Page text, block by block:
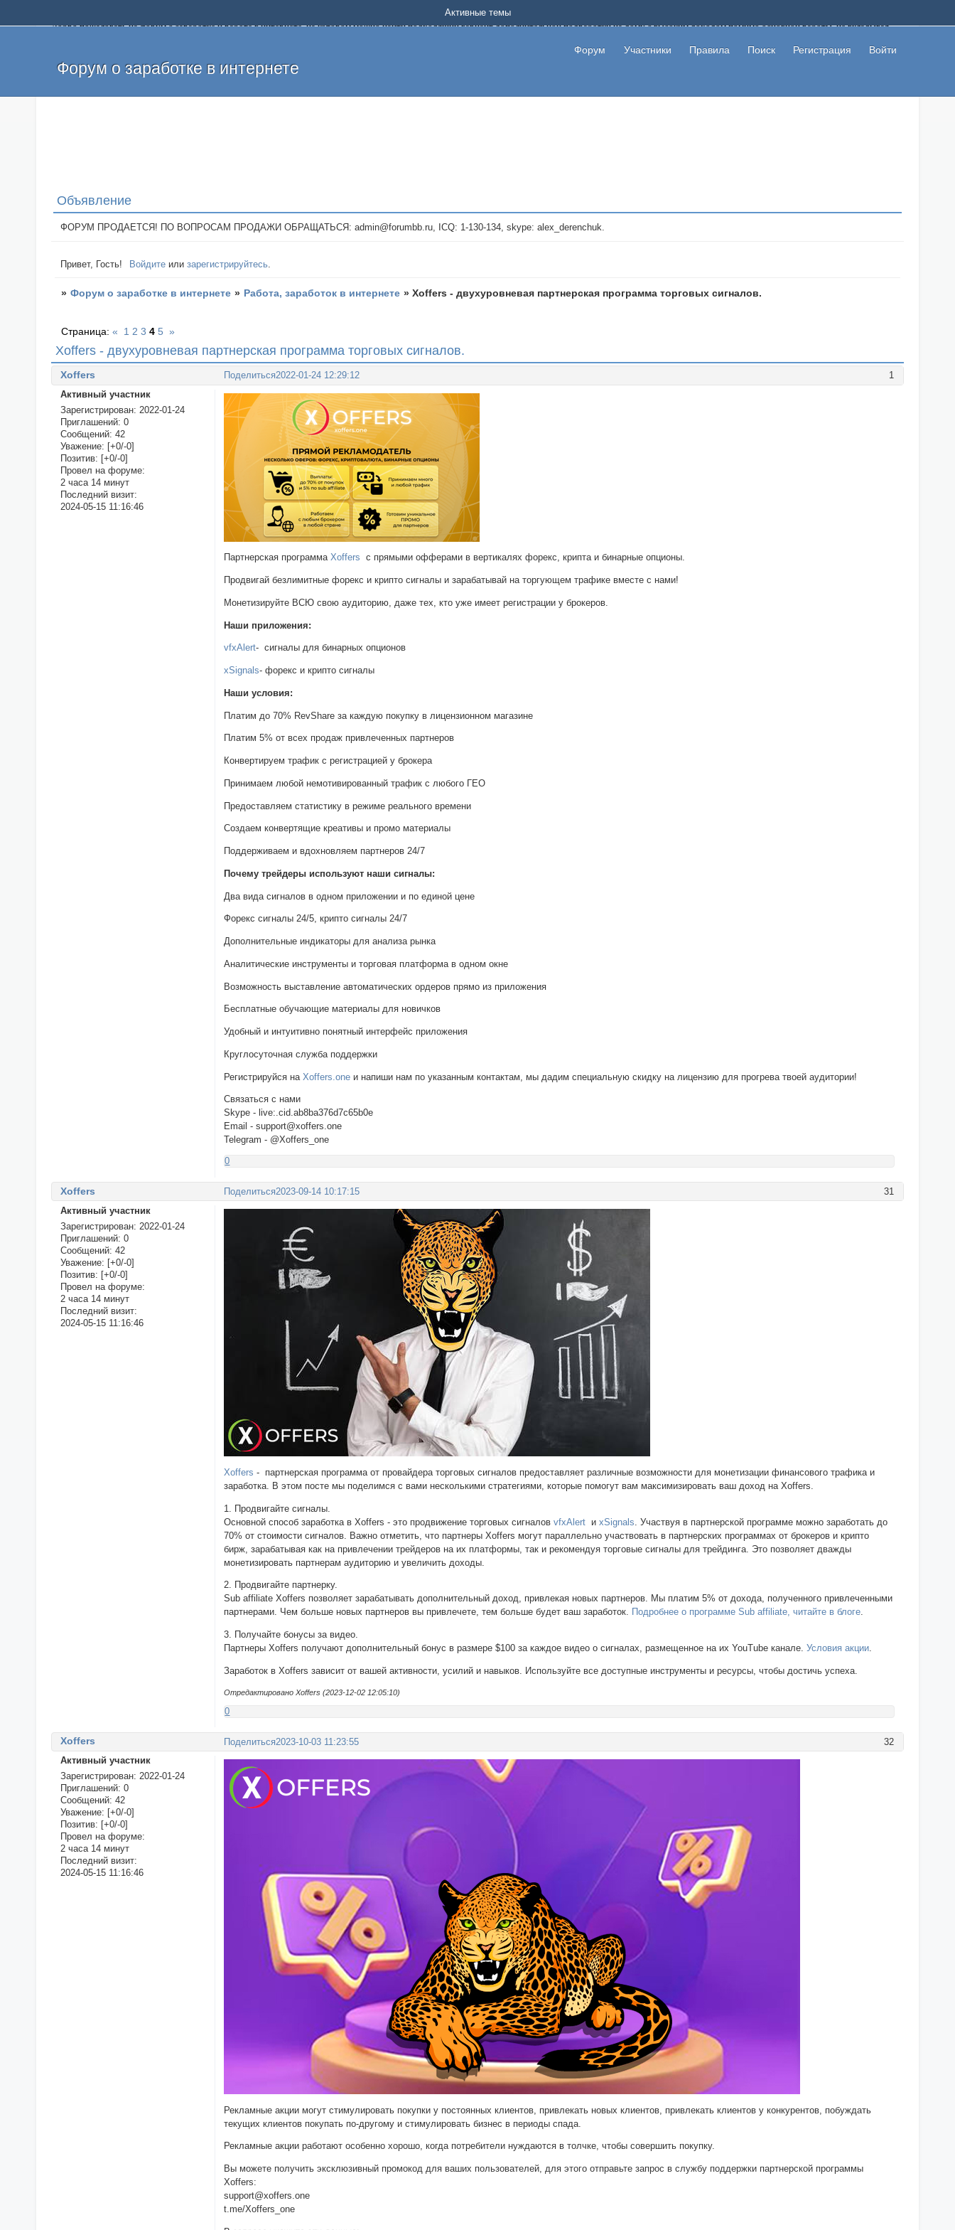
Добро пожаловать на форум о заработке и работе в интернете, на котором можно найти подходящий вариант дополнительной подработки на дому с высоким доходом помимо основной работы, не вкладывая
и оставлять свои отзывы. Если вы знаете, что определенный проект или сайт не платит, то указывайте в теме что это лохотрон, чтобы другие пользователи не попались на развод. Вы сможете начать зарабатывать
легкие деньги без вложений и регистрации уже сегодня. Создавайте новые темы, размещайте объявления со своими пригласительными ссылками и первая прибыль не заставит себя долго ждать.
Форум о заработке в интернете
Форум Участники Правила Поиск Регистрация Войти
Активные темы
Объявление
ФОРУМ ПРОДАЕТСЯ! ПО ВОПРОСАМ ПРОДАЖИ ОБРАЩАТЬСЯ: admin@forumbb.ru, ICQ: 1-130-134, skype: alex_derenchuk.
Привет, Гость! Войдите илизарегистрируйтесь.
» Форум о заработке в интернете » Работа, заработок в интернете »Xoffers - двухуровневая партнерская программа торговых сигналов.
Xoffers - двухуровневая партнерская программа торговых сигналов.
Страница:« 1 2 3 4 5 »
Поделиться 1
2022-01-24 12:29:12
Xoffers
Активный участник
Зарегистрирован: 2022-01-24
Приглашений: 0
Сообщений: 42
Уважение: [+0/-0]
Позитив: [+0/-0]
Провел на форуме:
2 часа 14 минут
Последний визит:
2024-05-15 11:16:46
Партнерская программаXoffers с прямыми офферами в вертикалях форекс, крипта и бинарные опционы.
Продвигай безлимитные форекс и крипто сигналы и зарабатывай на торгующем трафике вместе с нами!
Монетизируйте ВСЮ свою аудиторию, даже тех, кто уже имеет регистрации у брокеров.
Наши приложения:
vfxAlert- сигналы для бинарных опционов
xSignals- форекс и крипто сигналы
Наши условия:
Платим до 70% RevShare за каждую покупку в лицензионном магазине
Платим 5% от всех продаж привлеченных партнеров
Конвертируем трафик с регистрацией у брокера
Принимаем любой немотивированный трафик с любого ГЕО
Предоставляем статистику в режиме реального времени
Создаем конвертящие креативы и промо материалы
Поддерживаем и вдохновляем партнеров 24/7
Почему трейдеры используют наши сигналы:
Два вида сигналов в одном приложении и по единой цене
Форекс сигналы 24/5, крипто сигналы 24/7
Дополнительные индикаторы для анализа рынка
Аналитические инструменты и торговая платформа в одном окне
Возможность выставление автоматических ордеров прямо из приложения
Бесплатные обучающие материалы для новичков
Удобный и интуитивно понятный интерфейс приложения
Круглосуточная служба поддержки
Регистрируйся наXoffers.one и напиши нам по указанным контактам, мы дадим специальную скидку на лицензию для прогрева твоей аудитории!
Связаться с нами
Skype - live:.cid.ab8ba376d7c65b0e
Email - support@xoffers.one
Telegram - @Xoffers_one
0
Поделиться 31
2023-09-14 10:17:15
Xoffers
Активный участник
Зарегистрирован: 2022-01-24
Приглашений: 0
Сообщений: 42
Уважение: [+0/-0]
Позитив: [+0/-0]
Провел на форуме:
2 часа 14 минут
Последний визит:
2024-05-15 11:16:46
Xoffers - партнерская программа от провайдера торговых сигналов предоставляет различные возможности для монетизации финансового трафика и
заработка. В этом посте мы поделимся с вами несколькими стратегиями, которые помогут вам максимизировать ваш доход на Xoffers.
1. Продвигайте сигналы.
Основной способ заработка в Xoffers - это продвижение торговых сигналовvfxAlert иxSignals . Участвуя в партнерской программе можно заработать до
70% от стоимости сигналов. Важно отметить, что партнеры Xoffers могут параллельно участвовать в партнерских программах от брокеров и крипто
бирж, зарабатывая как на привлечении трейдеров на их платформы, так и рекомендуя торговые сигналы для трейдинга. Это позволяет дважды
монетизировать партнерам аудиторию и увеличить доходы.
2. Продвигайте партнерку.
Sub affiliate Xoffers позволяет зарабатывать дополнительный доход, привлекая новых партнеров. Мы платим 5% от дохода, полученного привлеченными
партнерами. Чем больше новых партнеров вы привлечете, тем больше будет ваш заработок. Подробнее о программе Sub affiliate, читайте в блоге.
3. Получайте бонусы за видео.
Партнеры Xoffers получают дополнительный бонус в размере $100 за каждое видео о сигналах, размещенное на их YouTube канале.Условия акции.
Заработок в Xoffers зависит от вашей активности, усилий и навыков. Используйте все доступные инструменты и ресурсы, чтобы достичь успеха.
Отредактировано Xoffers (2023-12-02 12:05:10)
0
Поделиться 32
2023-10-03 11:23:55
Xoffers
Активный участник
Зарегистрирован: 2022-01-24
Приглашений: 0
Сообщений: 42
Уважение: [+0/-0]
Позитив: [+0/-0]
Провел на форуме:
2 часа 14 минут
Последний визит:
2024-05-15 11:16:46
Рекламные акции могут стимулировать покупки у постоянных клиентов, привлекать новых клиентов, привлекать клиентов у конкурентов, побуждать
текущих клиентов покупать по-другому и стимулировать бизнес в периоды спада.
Рекламные акции работают особенно хорошо, когда потребители нуждаются в толчке, чтобы совершить покупку.
Вы можете получить эксклюзивный промокод для ваших пользователей, для этого отправьте запрос в службу поддержки партнерской программы
Xoffers:
support@xoffers.one
t.me/Xoffers_one